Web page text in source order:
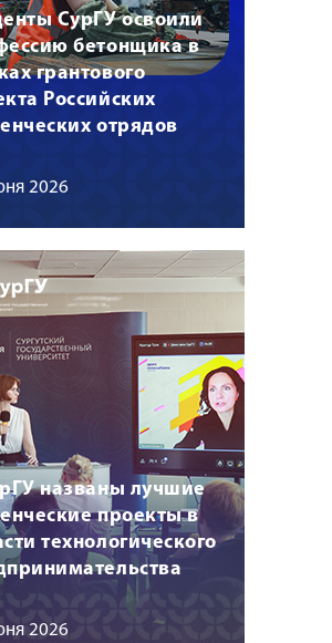
СурГУ освоили
бетонщика в
грантового
Российских
отрядов
2026
названы лучшие
проекты в
технологического
2026